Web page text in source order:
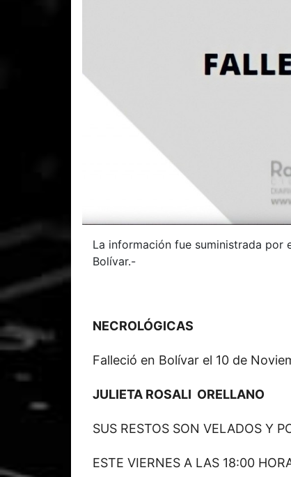
La información fue suministrada por
Bolívar.-
NECROLÓGICAS
Falleció en Bolívar el 10 de
JULIETA ROSALI ORELLANO
SUS RESTOS SON VELADOS Y
ESTE VIERNES A LAS 18:00